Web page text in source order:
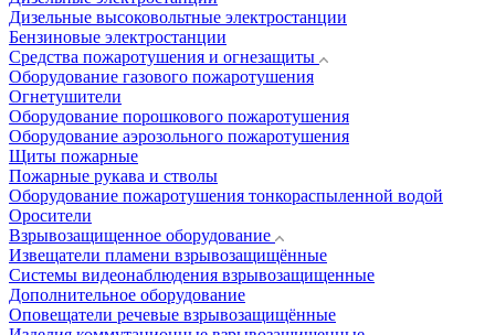
Дизельные высоковольтные электростанции
Бензиновые электростанции
Средства пожаротушения и огнезащиты
Оборудование газового пожаротушения
Огнетушители
Оборудование порошкового пожаротушения
Оборудование аэрозольного пожаротушения
Щиты пожарные
Пожарные рукава и стволы
Оборудование пожаротушения тонкораспыленной водой
Оросители
Взрывозащищенное оборудование
Извещатели пламени взрывозащищённые
Системы видеонаблюдения взрывозащищенные
Дополнительное оборудование
Оповещатели речевые взрывозащищённые